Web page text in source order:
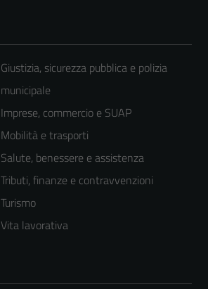
Giustizia, sicurezza pubblica e polizia
municipale
Imprese, commercio e SUAP
Mobilità e trasporti
Salute, benessere e assistenza
Tributi, finanze e contravvenzioni
Turismo
Vita lavorativa